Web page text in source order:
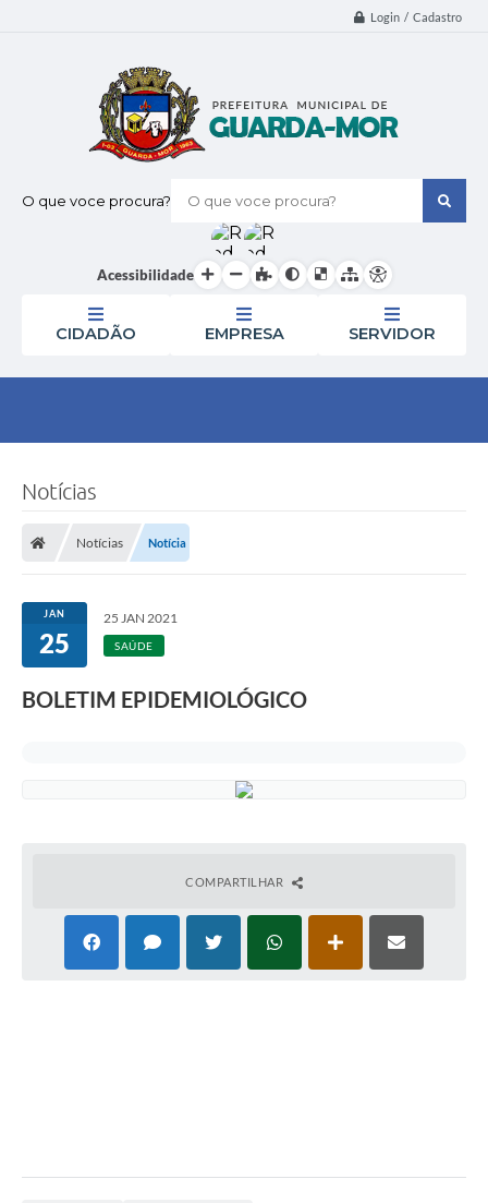
Login / Cadastro
O que voce procura?
Acessibilidade
CIDADÃO EMPRESA SERVIDOR
Notícias
Notícias Notícia
JAN
25
25 JAN 2021
SAÚDE
BOLETIM EPIDEMIOLÓGICO
COMPARTILHAR